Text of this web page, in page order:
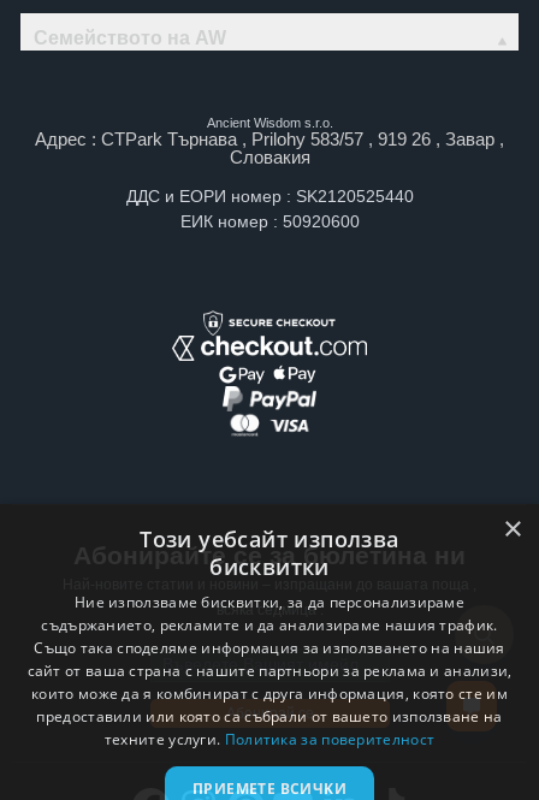
Семейството на AW
Ancient Wisdom s.r.o.
Адрес : CTPark Търнава , Prilohy 583/57 , 919 26 , Завар ,
Словакия
ДДС и ЕОРИ номер : SK2120525440
ЕИК номер : 50920600
Абонирайте се за бюлетина ни
всяка седмица .
Email address
Абонирай се
×
Този уебсайт използва
бисквитки
Ние използваме бисквитки, за да персонализираме
съдържанието, рекламите и да анализираме нашия трафик.
Също така споделяме информация за използването на нашия
сайт от ваша страна с нашите партньори за реклама и анализи,
които може да я комбинират с друга информация, която сте им
предоставили или която са събрали от вашето използване на
техните услуги. Политика за поверителност
ПРИЕМЕТЕ ВСИЧКИ